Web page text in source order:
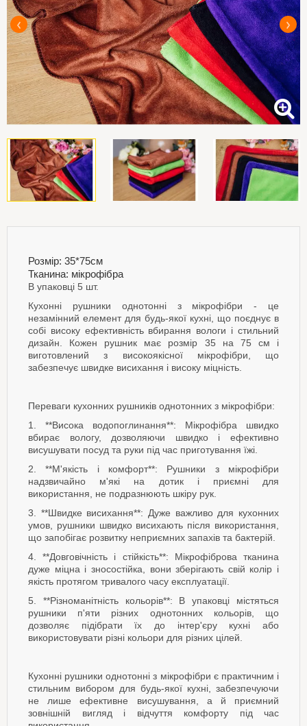
Розмір: 35*75см
Тканина: мікрофібра
В упаковці 5 шт.
Кухонні рушники однотонні з мікрофібри - це
незамінний елемент для будь-якої кухні, що поєднує в
собі високу ефективність вбирання вологи і стильний
дизайн. Кожен рушник має розмір 35 на 75 см і
виготовлений з високоякісної мікрофібри, що
забезпечує швидке висихання і високу міцність.
Переваги кухонних рушників однотонних з мікрофібри:
1. **Висока водопоглинання**: Мікрофібра швидко
вбирає вологу, дозволяючи швидко і ефективно
висушувати посуд та руки під час приготування їжі.
2. **М'якість і комфорт**: Рушники з мікрофібри
надзвичайно м'які на дотик і приємні для
використання, не подразнюють шкіру рук.
3. **Швидке висихання**: Дуже важливо для кухонних
умов, рушники швидко висихають після використання,
що запобігає розвитку неприємних запахів та бактерій.
4. **Довговічність і стійкість**: Мікрофіброва тканина
дуже міцна і зносостійка, вони зберігають свій колір і
якість протягом тривалого часу експлуатації.
5. **Різноманітність кольорів**: В упаковці містяться
рушники п'яти різних однотонних кольорів, що
дозволяє підібрати їх до інтер'єру кухні або
використовувати різні кольори для різних цілей.
Кухонні рушники однотонні з мікрофібри є практичним і
стильним вибором для будь-якої кухні, забезпечуючи
не лише ефективне висушування, а й приємний
зовнішній вигляд і відчуття комфорту під час